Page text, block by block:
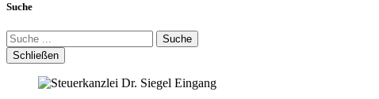
Suche
Suche
Schließen